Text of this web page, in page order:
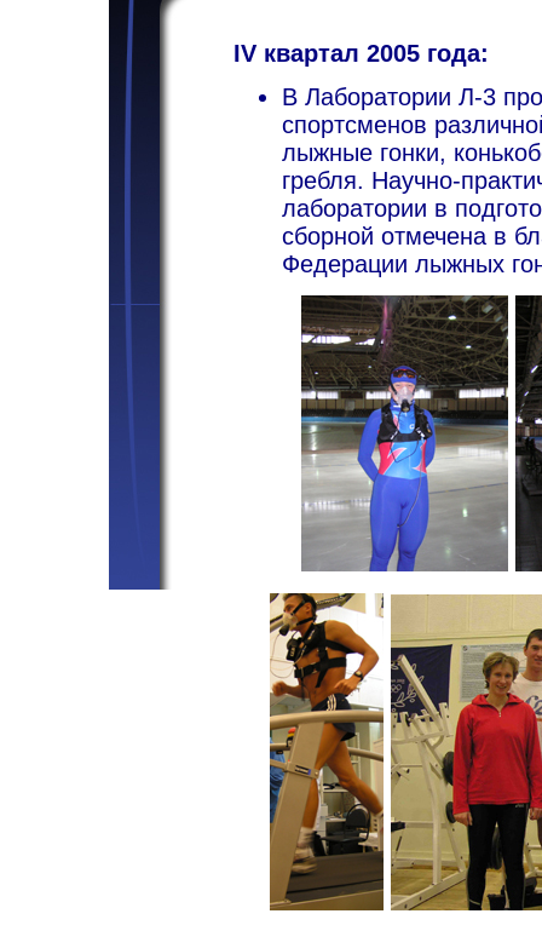
IV квартал 2005 года:
В Лаборатории Л-3
спортсменов
лыжные гонки,
гребля. Научно-
лаборатории в
сборной отмечена в
Федерации лыжных